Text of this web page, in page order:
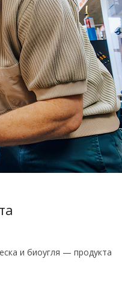
и биоугля — продукта